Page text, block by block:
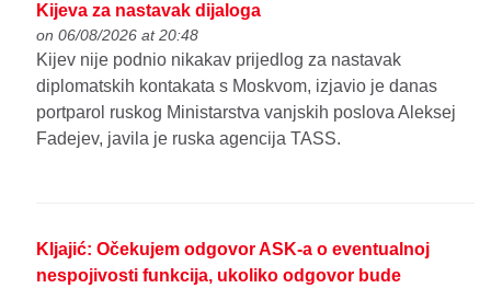
Kijeva za nastavak dijaloga
on 06/08/2026 at 20:48
Kijev nije podnio nikakav prijedlog za nastavak
diplomatskih kontakata s Moskvom, izjavio je danas
portparol ruskog Ministarstva vanjskih poslova Aleksej
Fadejev, javila je ruska agencija TASS.
Kljajić: Očekujem odgovor ASK-a o eventualnoj
nespojivosti funkcija, ukoliko odgovor bude